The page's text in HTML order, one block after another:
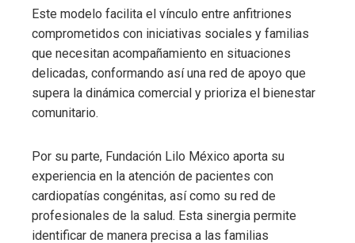
Este modelo facilita el vínculo entre anfitriones
comprometidos con iniciativas sociales y familias
que necesitan acompañamiento en situaciones
delicadas, conformando así una red de apoyo que
supera la dinámica comercial y prioriza el bienestar
comunitario.
Por su parte, Fundación Lilo México aporta su
experiencia en la atención de pacientes con
cardiopatías congénitas, así como su red de
profesionales de la salud. Esta sinergia permite
identificar de manera precisa a las familias